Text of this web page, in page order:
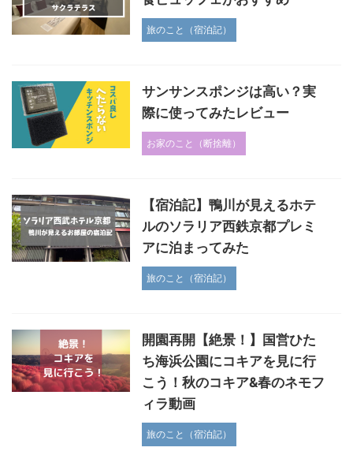
旅のこと（宿泊記）
サンサンスポンジは高い？実
際に使ってみたレビュー
お家のこと（断捨離）
【宿泊記】鴨川が見えるホテ
ルのソラリア西鉄京都プレミ
アに泊まってみた
旅のこと（宿泊記）
開園再開【絶景！】国営ひた
ち海浜公園にコキアを見に行
こう！秋のコキア&春のネモフ
ィラ動画
旅のこと（宿泊記）